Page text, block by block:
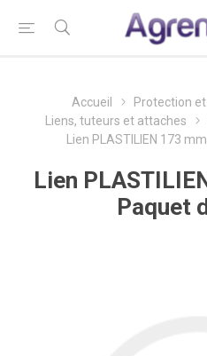
Accueil
Protection
Liens, tuteurs et attaches
Lien PLASTILIEN 173
Lien
Paquet